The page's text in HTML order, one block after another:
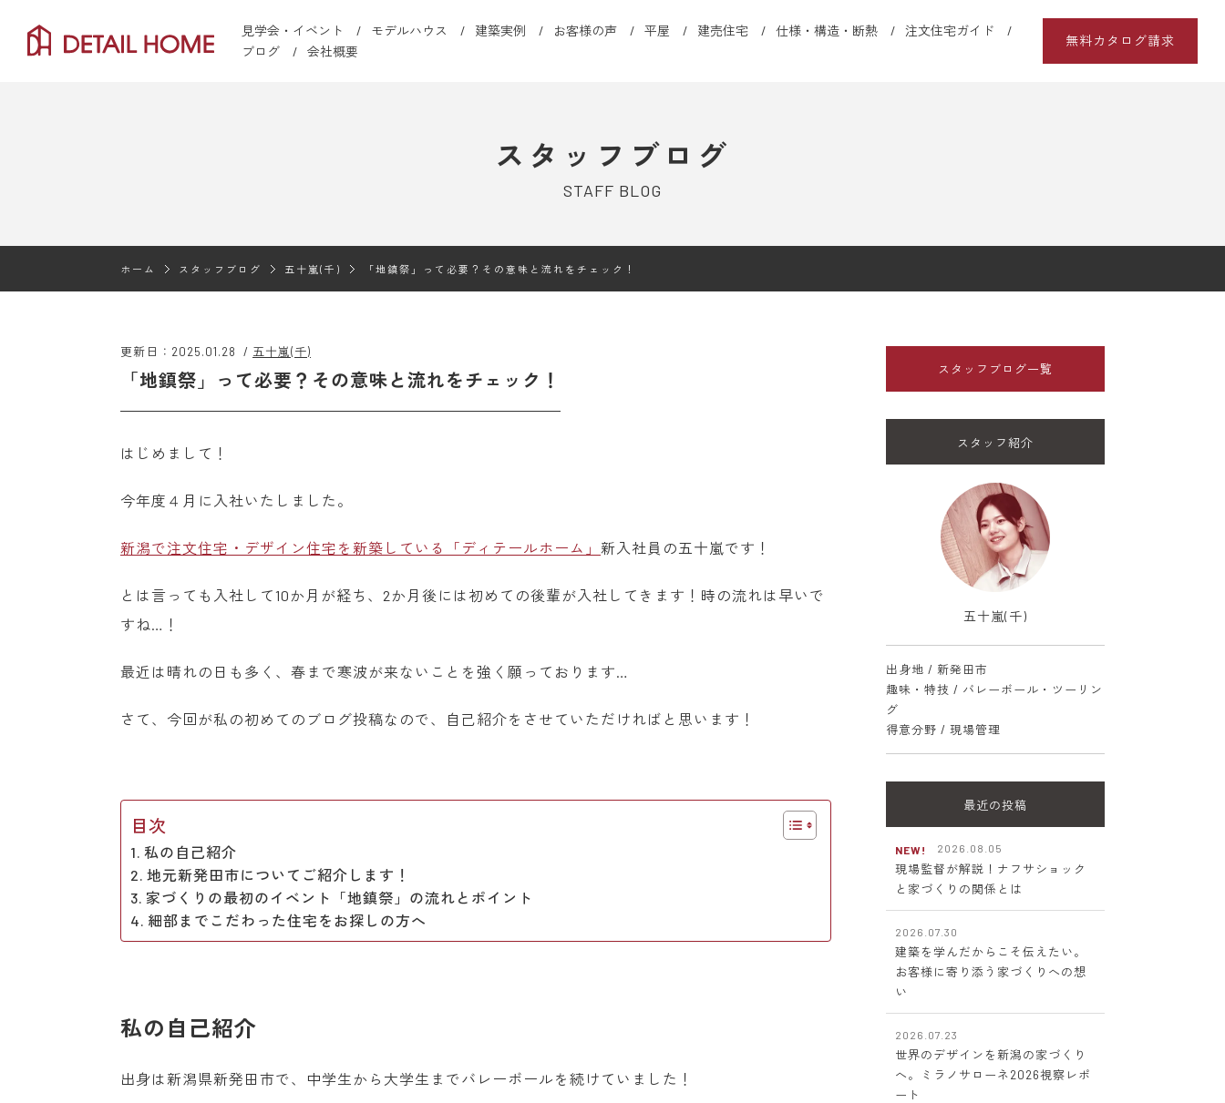
見学会・イベント モデルハウス 建築実例 お客様の声 平屋 建売住宅 仕様・構造・断熱
注文住宅ガイド
ブログ
会社概要
無料カタログ請求
スタッフブログ
STAFF BLOG
ホーム スタッフブログ 五十嵐(千) 「地鎮祭」って必要？その意味と流れをチェック！
更新日：2025.01.28 / 五十嵐(千)
「地鎮祭」って必要？その意味と流れをチェック！
はじめまして！
今年度４月に入社いたしました。
新潟で注文住宅・デザイン住宅を新築している「ディテールホーム」 新入社員の五十嵐です！
とは言っても入社して10か月が経ち、2か月後には初めての後輩が入社してきます！時の流れは早いで
すね…！
最近は晴れの日も多く、春まで寒波が来ないことを強く願っております…
さて、今回が私の初めてのブログ投稿なので、自己紹介をさせていただければと思います！
目次
私の自己紹介
地元新発田市についてご紹介します！
家づくりの最初のイベント「地鎮祭」の流れとポイント
細部までこだわった住宅をお探しの方へ
私の自己紹介
出身は新潟県新発田市で、中学生から大学生までバレーボールを続けていました！
スタッフブログ一覧
スタッフ紹介
五十嵐(千)
出身地 / 新発田市
趣味・特技 / バレーボール・ツーリン
グ
得意分野 / 現場管理
最近の投稿
NEW! 2026.08.05
現場監督が解説！ナフサショック
と家づくりの関係とは
2026.07.30
建築を学んだからこそ伝えたい。
お客様に寄り添う家づくりへの想
い
2026.07.23
世界のデザインを新潟の家づくり
へ。ミラノサローネ2026視察レポ
ート